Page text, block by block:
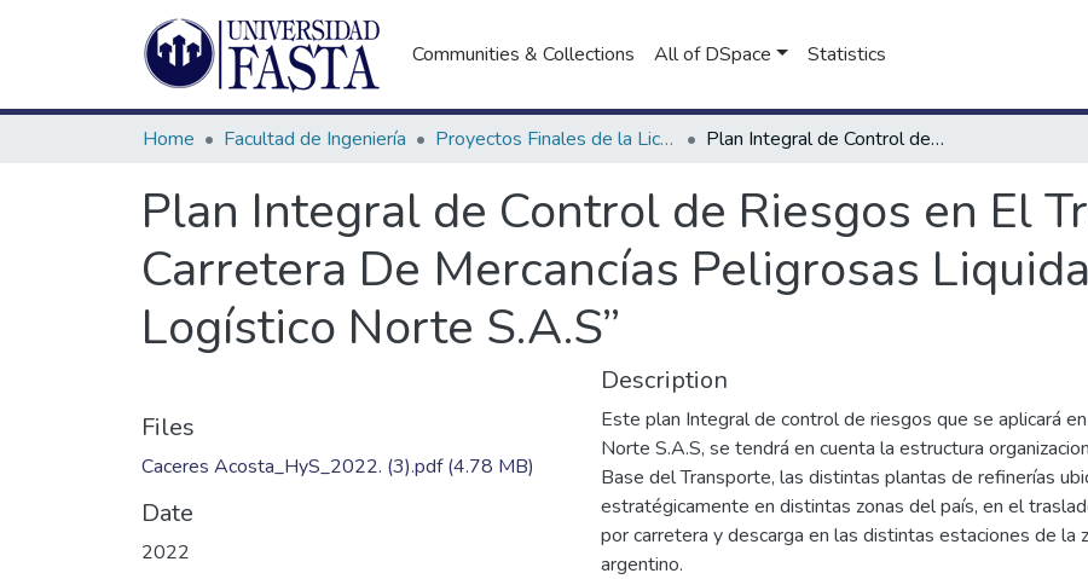
Communities & Collections All of DSpace Statistics
Home Facultad de Ingeniería Proyectos Finales de la Licenciatura en Seguridad e Higiene en el Trabajo Plan Integral de Control de Riesgos en El Transporte Por Carretera De Mercancías Peligrosas Liquida. “Empresa Grupo Logístico Norte S.A.S”
Plan Integral de Control de Riesgos en El
Carretera De Mercancías Peligrosas
Logístico Norte S.A.S”
Files
Caceres Acosta_HyS_2022. (3).pdf(4.78 MB)
Date
2022
Description
Este plan Integral de control de riesgos que se aplicará
Norte S.A.S, se tendrá en cuenta la estructura
Base del Transporte, las distintas plantas de refinerías
estratégicamente en distintas zonas del país, en el
por carretera y descarga en las distintas estaciones de la
argentino.